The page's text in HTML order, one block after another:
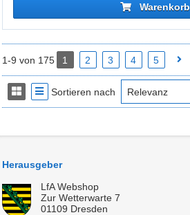
Warenkorb
1-9 von 175 1 2 3 4 5
Sortieren nach
Herausgeber
LfA Webshop
Zur Wetterwarte 7
01109 Dresden